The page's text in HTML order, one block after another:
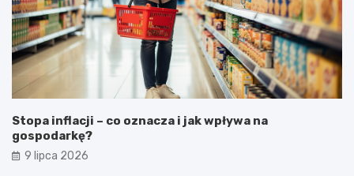
Stopa inflacji – co oznacza i jak wpływa na
gospodarkę?
9 lipca 2026